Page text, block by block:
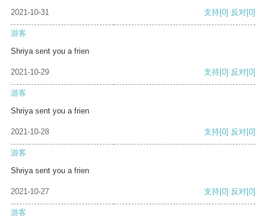
2021-10-31 支持[0] 反对[0]
游客
Shriya sent you a frien
2021-10-29 支持[0] 反对[0]
游客
Shriya sent you a frien
2021-10-28 支持[0] 反对[0]
游客
Shriya sent you a frien
2021-10-27 支持[0] 反对[0]
游客